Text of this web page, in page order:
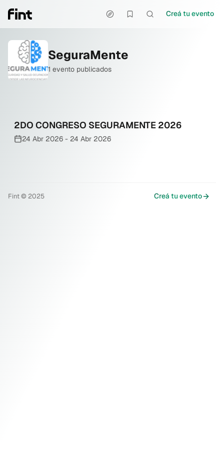
Creá tu evento
SeguraMente
1 evento publicados
2DO CONGRESO SEGURAMENTE 2026
24 Abr 2026 - 24 Abr 2026
Fint © 2025 Creá tu evento